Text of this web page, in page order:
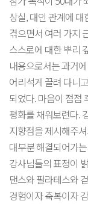
상실, 대인 관계에
겪으면서 여러 가지
스스로에 대한 뿌리
내용으로서는 과거
어리석게 끌려 다니
되었다. 마음이 점점
평화를 채워보련다.
지향점을 제시해주
대부분 해결되어가
강사님들의 표정이
댄스와 필라테스와
경험이자 축복이자